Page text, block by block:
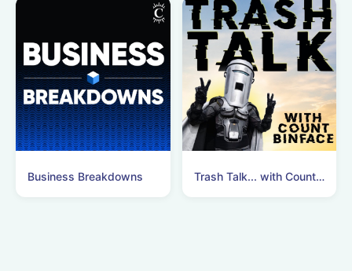
Business Breakdowns Trash Talk... with Count Binface